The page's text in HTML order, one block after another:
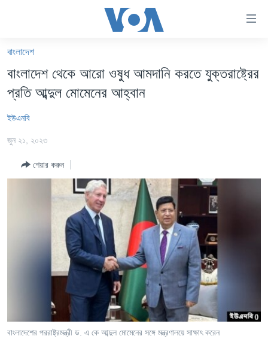
যান।
প্রধান
ন্যাভিগেশনে
যান
যান
বাংলাদেশ
বিশ্ব
ভারত
FOLLOW US
বাংলাদেশ
বাংলাদেশ থেকে আরো ওষুধ আমদানি করতে যুক্তরাষ্ট্রের
প্রতি আব্দুল মোমেনের আহ্বান
ইউএনবি
জুন ২১, ২০২৩
শেয়ার করুন
বাংলাদেশের পররাষ্ট্রমন্ত্রী ড. এ কে আব্দুল মোমেনের সঙ্গে মন্ত্রণালয়ে সাক্ষাৎ করেন